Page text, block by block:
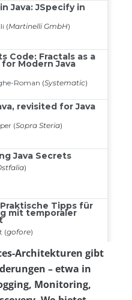
Architekturen gibt
– etwa in
Monitoring,